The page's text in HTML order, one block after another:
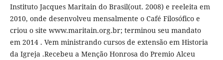
Instituto Jacques Maritain do Brasil(out. 2008) e reeleita em
2010, onde desenvolveu mensalmente o Café Filosófico e
criou o site www.maritain.org.br; terminou seu mandato
em 2014 . Vem ministrando cursos de extensão em Historia
da Igreja .Recebeu a Menção Honrosa do Premio Alceu